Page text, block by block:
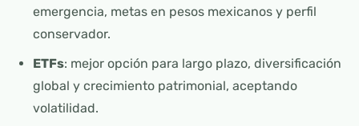
emergencia, metas en pesos mexicanos y perfil
conservador.
ETFs: mejor opción para largo plazo, diversificación
global y crecimiento patrimonial, aceptando
volatilidad.